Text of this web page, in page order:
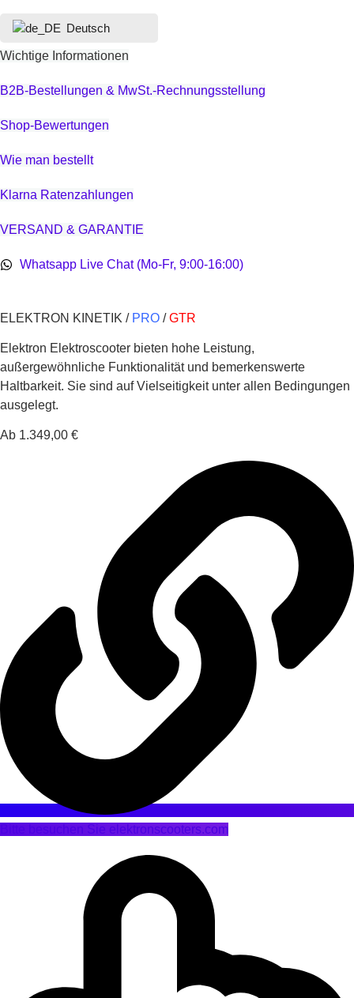
Deutsch
Wichtige Informationen
B2B-Bestellungen & MwSt.-Rechnungsstellung
Shop-Bewertungen
Wie man bestellt
Klarna Ratenzahlungen
VERSAND & GARANTIE
Whatsapp Live Chat (Mo-Fr, 9:00-16:00)
ELEKTRON KINETIK / PRO /GTR
Elektron Elektroscooter bieten hohe Leistung,
außergewöhnliche Funktionalität und bemerkenswerte
Haltbarkeit. Sie sind auf Vielseitigkeit unter allen Bedingungen
ausgelegt.
Ab 1.349,00 €
Bitte besuchen Sie elektronscooters.com